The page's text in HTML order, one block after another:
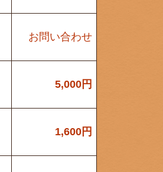
お問い合わせ
5,000円
1,600円